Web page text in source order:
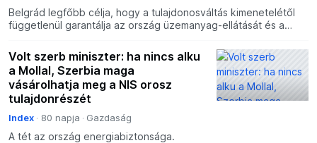
Belgrád legfőbb célja, hogy a tulajdonosváltás kimenetelétől
függetlenül garantálja az ország üzemanyag-ellátását és a
Volt szerb miniszter: ha nincs alku
a Mollal, Szerbia maga
vásárolhatja meg a NIS orosz
tulajdonrészét
Index 80 napja Gazdaság
A tét az ország energiabiztonsága.